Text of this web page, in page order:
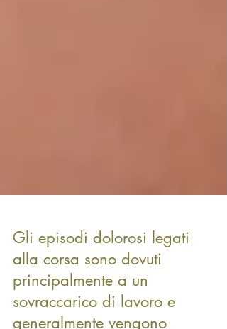
Gli episodi dolorosi legati
alla corsa sono dovuti
principalmente a un